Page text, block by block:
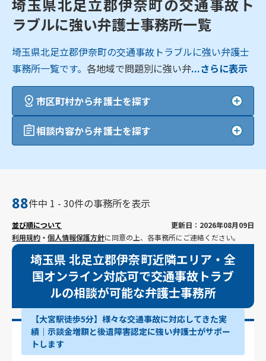
埼玉県北足立郡伊奈町の交通事故ト
ラブルに強い弁護士事務所一覧
埼玉県北足立郡伊奈町の交通事故トラブルに強い弁護士
事務所一覧です。各地域で問題別に強い弁...さらに表示
市区町村から弁護士を探す
相談内容から弁護士を探す
88件中 1 - 30件の事務所を表示
並び順について
更新日：2026年08月09日
利用規約 ・個人情報保護方針に同意の上、各事務所にご連絡ください。
埼玉県 北足立郡伊奈町近隣エリア・全
国オンライン対応可で交通事故トラブ
ルの相談が可能な弁護士事務所
【大宮駅徒歩5分】様々な交通事故に対応してきた実
績｜示談金増額と後遺障害認定に強い弁護士がサポー
トします